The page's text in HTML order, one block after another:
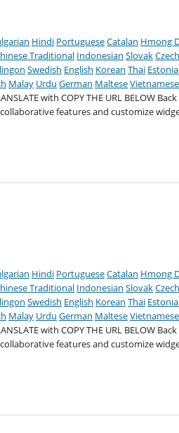
Hindi PortugueseCatalan Hmong
Traditional Indonesian SlovakCzech
Swedish English Korean Thai
Malay Urdu German MalteseVietnamese
with COPY THE URL BELOW Back
features and customize
Hindi PortugueseCatalan Hmong
Traditional Indonesian SlovakCzech
Swedish English Korean Thai
Malay Urdu German MalteseVietnamese
with COPY THE URL BELOW Back
features and customize